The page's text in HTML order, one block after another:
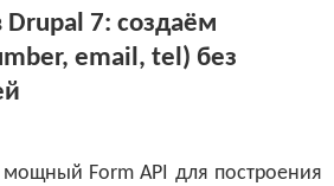
Drupal 7: создаём
email, tel) без
мощный Form API для построения